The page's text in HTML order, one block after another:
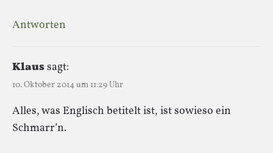
Antworten
Klaussagt:
10. Oktober 2014 um 11:29 Uhr
Alles, was Englisch betitelt ist, ist sowieso ein
Schmarr’n.